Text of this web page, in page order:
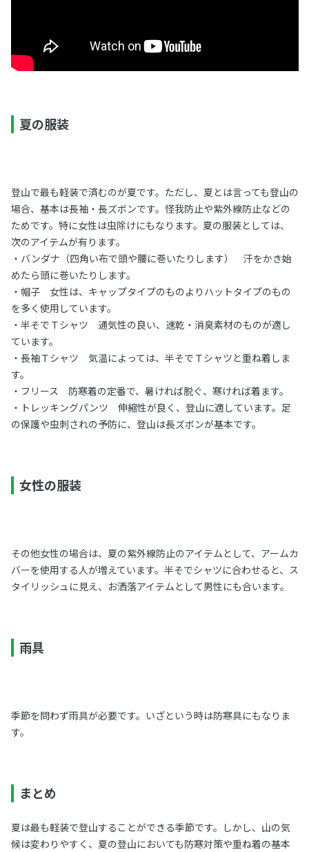
夏の服装
登山で最も軽装で済むのが夏です。ただし、夏とは言っても登山の
場合、基本は長袖・長ズボンです。怪我防止や紫外線防止などの
ためです。特に女性は虫除けにもなります。夏の服装としては、
次のアイテムが有ります。
・バンダナ（四角い布で頭や腰に巻いたりします） 汗をかき始
めたら頭に巻いたりします。
・帽子 女性は、キャップタイプのものよりハットタイプのもの
を多く使用しています。
・半そでＴシャツ 通気性の良い、速乾・消臭素材のものが適し
ています。
・長袖Ｔシャツ 気温によっては、半そでＴシャツと重ね着しま
す。
・フリース 防寒着の定番で、暑ければ脱ぐ、寒ければ着ます。
・トレッキングパンツ 伸縮性が良く、登山に適しています。足
の保護や虫刺されの予防に、登山は長ズボンが基本です。
女性の服装
その他女性の場合は、夏の紫外線防止のアイテムとして、アームカ
バーを使用する人が増えています。半そでシャツに合わせると、ス
タイリッシュに見え、お洒落アイテムとして男性にも合います。
雨具
季節を問わず雨具が必要です。いざという時は防寒具にもなりま
す。
まとめ
夏は最も軽装で登山することができる季節です。しかし、山の気
候は変わりやすく、夏の登山においても防寒対策や重ね着の基本